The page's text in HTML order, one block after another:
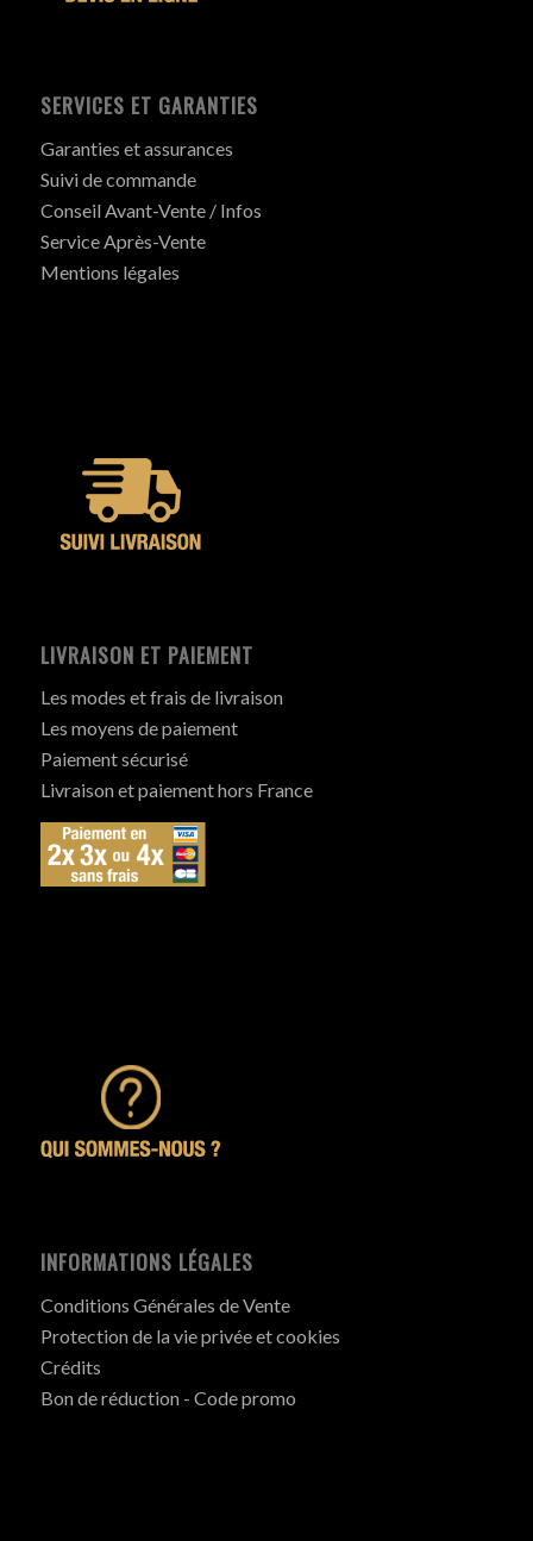
SERVICES ET GARANTIES
Garanties et assurances
Suivi de commande
Conseil Avant-Vente / Infos
Service Après-Vente
Mentions légales
LIVRAISON ET PAIEMENT
Les modes et frais de livraison
Les moyens de paiement
Paiement sécurisé
Livraison et paiement hors France
INFORMATIONS LÉGALES
Conditions Générales de Vente
Protection de la vie privée et cookies
Crédits
Bon de réduction - Code promo